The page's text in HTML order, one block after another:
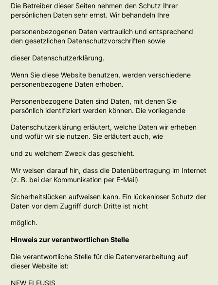
Die Betreiber dieser Seiten nehmen den Schutz Ihrer
persönlichen Daten sehr ernst. Wir behandeln Ihre
personenbezogenen Daten vertraulich und entsprechend
den gesetzlichen Datenschutzvorschriften sowie
dieser Datenschutzerklärung.
Wenn Sie diese Website benutzen, werden verschiedene
personenbezogene Daten erhoben.
Personenbezogene Daten sind Daten, mit denen Sie
persönlich identifiziert werden können. Die vorliegende
Datenschutzerklärung erläutert, welche Daten wir erheben
und wofür wir sie nutzen. Sie erläutert auch, wie
und zu welchem Zweck das geschieht.
Wir weisen darauf hin, dass die Datenübertragung im Internet
(z. B. bei der Kommunikation per E-Mail)
Sicherheitslücken aufweisen kann. Ein lückenloser Schutz der
Daten vor dem Zugriff durch Dritte ist nicht
möglich.
Hinweis zur verantwortlichen Stelle
Die verantwortliche Stelle für die Datenverarbeitung auf
dieser Website ist:
NEW ELEUSIS